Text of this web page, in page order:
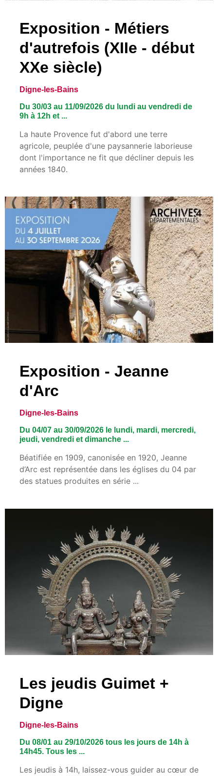
Exposition - Métiers
d'autrefois (XIIe - début
XXe siècle)
Digne-les-Bains
Du 30/03 au 11/09/2026 du lundi au vendredi de
9h à 12h et ...
La haute Provence fut d'abord une terre
agricole, peuplée d'une paysannerie laborieuse
dont l'importance ne fit que décliner depuis les
années 1840.
Exposition - Jeanne
d'Arc
Digne-les-Bains
Du 04/07 au 30/09/2026 le lundi, mardi, mercredi,
jeudi, vendredi et dimanche ...
Béatifiée en 1909, canonisée en 1920, Jeanne
d’Arc est représentée dans les églises du 04 par
des statues produites en série ...
Les jeudis Guimet +
Digne
Digne-les-Bains
Du 08/01 au 29/10/2026 tous les jours de 14h à
14h45. Tous les ...
Les jeudis à 14h, laissez-vous guider au cœur de